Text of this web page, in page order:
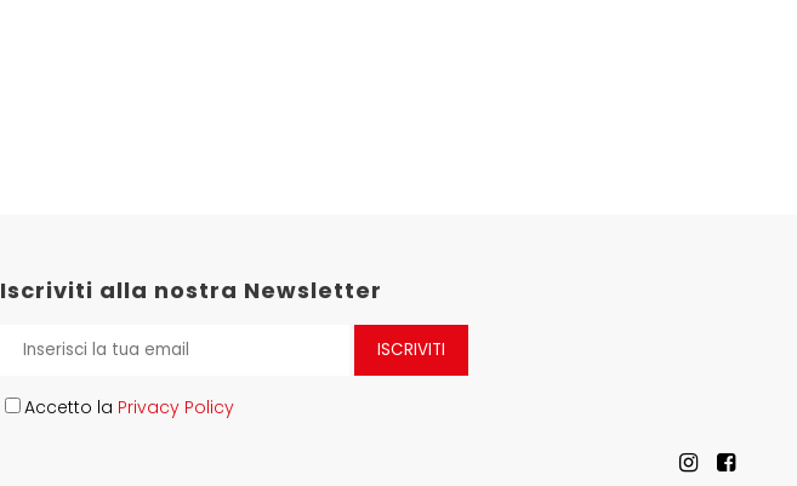
Iscriviti alla nostra Newsletter
ISCRIVITI
Accetto la Privacy Policy